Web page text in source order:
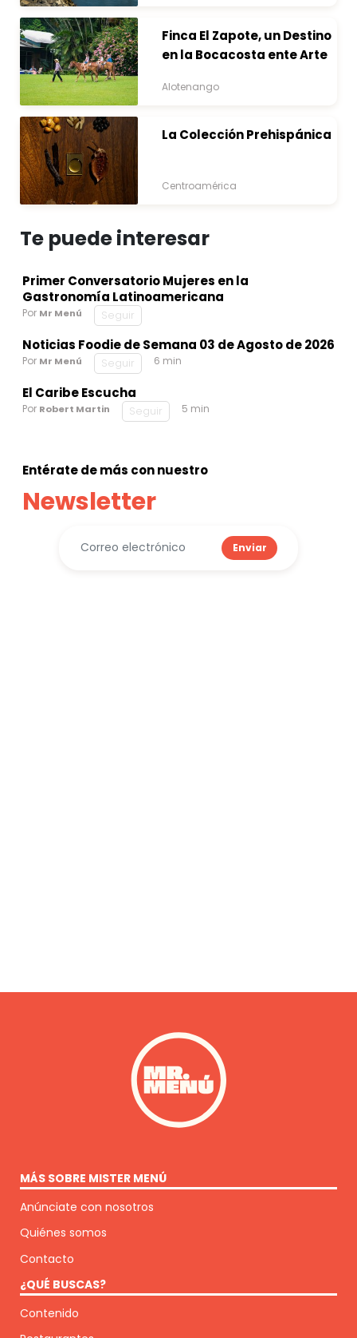
Finca El Zapote, un Destino
en la Bocacosta ente Arte
Alotenango
La Colección Prehispánica
Centroamérica
Te puede interesar
Primer Conversatorio Mujeres en la
Gastronomía Latinoamericana
Por Mr Menú Seguir
Noticias Foodie de Semana 03 de Agosto de 2026
Por Mr Menú Seguir 6 min
El Caribe Escucha
Por Robert Martin Seguir 5 min
Entérate de más con nuestro
Newsletter
Enviar
MÁS SOBRE MISTER MENÚ
Anúnciate con nosotros
Quiénes somos
Contacto
¿QUÉ BUSCAS?
Contenido